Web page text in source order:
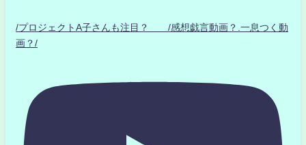
/プロジェクトA子さんも注目？ /感想戯言動画？.一息つく動
画？/